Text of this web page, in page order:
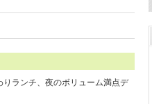
ランチ、夜のボリューム満点デ